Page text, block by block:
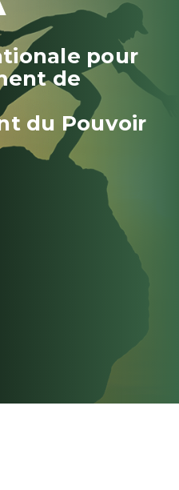
pour
de
du Pouvoir